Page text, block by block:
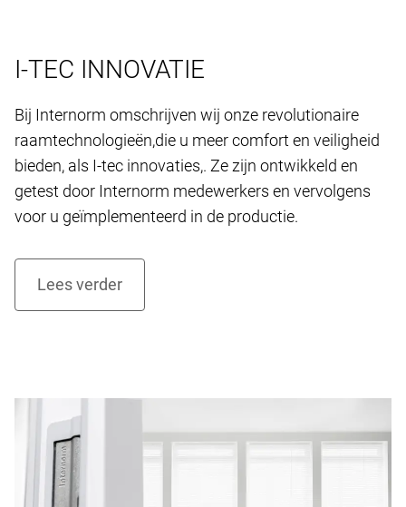
I-TEC INNOVATIE
Bij Internorm omschrijven wij onze revolutionaire
raamtechnologieën,die u meer comfort en veiligheid
bieden, als I-tec innovaties,. Ze zijn ontwikkeld en
getest door Internorm medewerkers en vervolgens
voor u geïmplementeerd in de productie.